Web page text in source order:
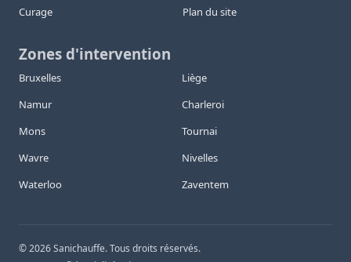
Curage
Plan du site
Zones d'intervention
Bruxelles
Liège
Namur
Charleroi
Mons
Tournai
Wavre
Nivelles
Waterloo
Zaventem
©2026Sanichauffe. Tous droits réservés.